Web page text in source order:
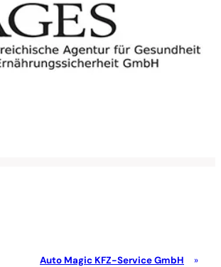
Auto Magic KFZ-Service GmbH